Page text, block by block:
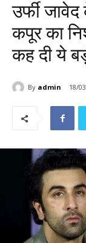
उर्फी
कपूर का
कह दी ये
By admin 18/